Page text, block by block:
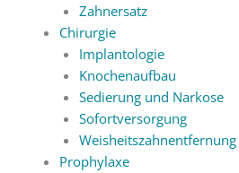
Zahnersatz
Chirurgie
Implantologie
Knochenaufbau
Sedierung und Narkose
Sofortversorgung
Weisheitszahnentfernung
Prophylaxe